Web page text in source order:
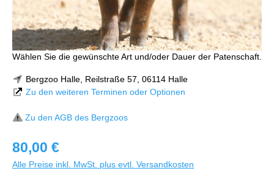
Wählen Sie die gewünschte Art und/oder Dauer der Patenschaft.
Bergzoo Halle, Reilstraße 57, 06114 Halle
Zu den weiteren Terminen oder Optionen
Zu den AGB des Bergzoos
80,00 €
Alle Preise inkl. MwSt. plus evtl. Versandkosten